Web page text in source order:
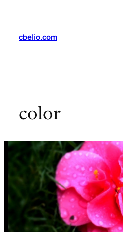
contenido
cbelio.com
color